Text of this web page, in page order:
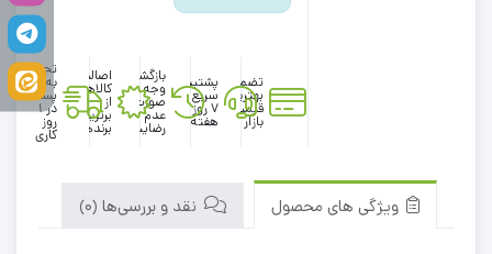
تضمین
بهترین
قیمت
بازار
پشتیبانی
سریع در
۷ روز
هفته
بازگشت
وجه در
صورت
عدم
رضایت
اصالت
کالاها
از
برترین
برندها
تحویل
به
پست
در 1
روز
کاری
ویژگی های محصول نقد و بررسی‌ها (0)